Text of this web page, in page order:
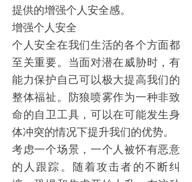
提供的增强个人安全感。
增强个人安全
个人安全在我们生活的各个方面都
至关重要。当面对潜在威胁时，有
能力保护自己可以极大提高我们的
整体福祉。
防狼喷雾作为一种非致
命的自卫工具，可以在可能发生身
体冲突的情况下提升我们的优势。
考虑一个场景，一个人被怀有恶意
的人跟踪。随着攻击者的不断纠